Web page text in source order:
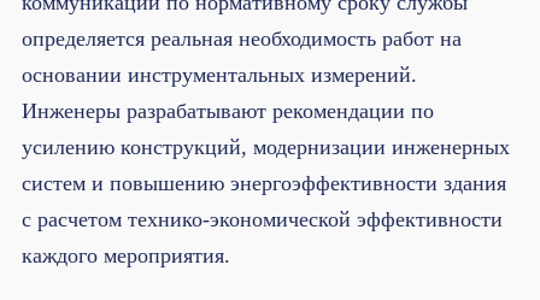
определяется реальная необходимость работ на
основании инструментальных измерений.
Инженеры разрабатывают рекомендации по
усилению конструкций, модернизации инженерных
систем и повышению энергоэффективности здания
с расчетом технико-экономической эффективности
каждого мероприятия.